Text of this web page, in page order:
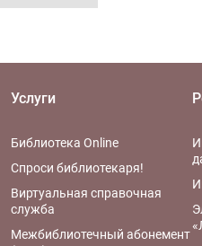
Услуги
Библиотека Online
Спроси библиотекаря!
Виртуальная справочная
служба
Межбиблиотечный абонемент